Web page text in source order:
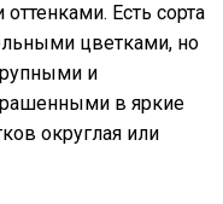
Есть сорта
цветками, но
и
в яркие
округлая или